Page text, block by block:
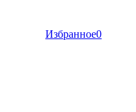
Избранное0